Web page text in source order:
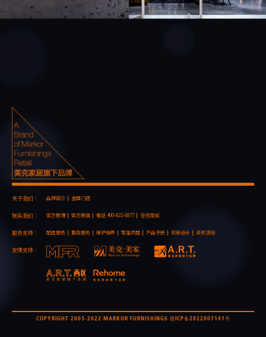
关于我们： 品牌简介 全国门店
联系我们： 官方微博 官方微信 电话 400-821-6877 在线商城
服务支持： 配送服务 售后服务 维护保养 常见问题 产品手册 软装设计 会员活动
友情支持：
COPYRIGHT 2003-2022 MARKOR FURNISHINGS 赣ICP备2022007141号